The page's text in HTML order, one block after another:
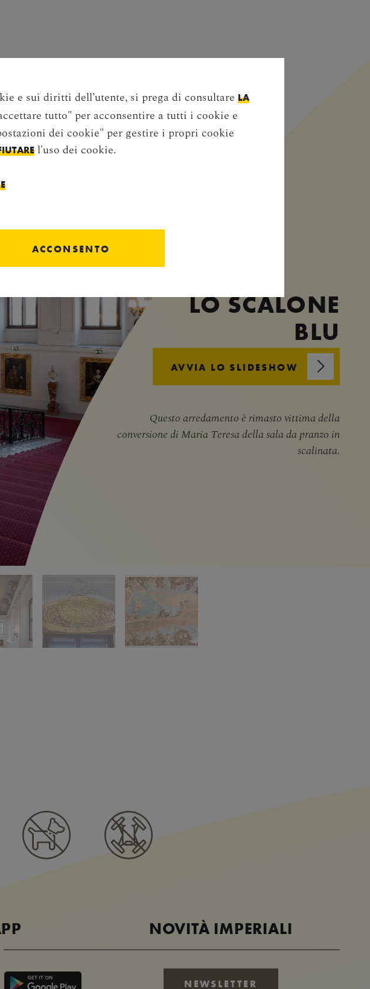
LO SCALONE
BLU
AVVIA LO SLIDESHOW
Questo arredamento è rimasto vittima della
conversione di Maria Teresa della sala da pranzo in
scalinata.
NOVITÀ IMPERIALI
NEWSLETTER
e sui diritti dell’utente, si prega di consultare LA
tutto" per acconsentire a tutti i cookie e
dei cookie" per gestire i propri cookie
l'uso dei cookie.
ACCONSENTO